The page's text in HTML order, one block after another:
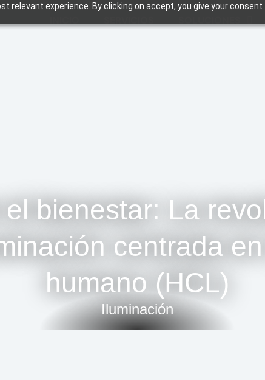
relevant experience. By clicking on accept, you give your
el bienestar: La
centrada
humano (HCL)
Iluminación